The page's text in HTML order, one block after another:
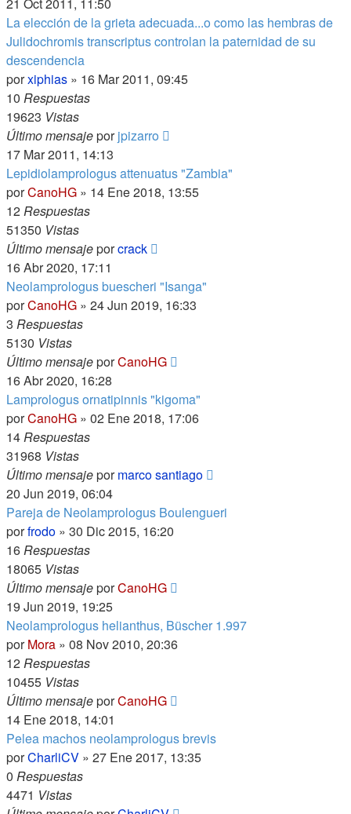
La elección de la grieta adecuada...o como las hembras de
Julidochromis transcriptus controlan la paternidad de su
descendencia
porxiphias » 16 Mar 2011, 09:45
10 Respuestas
19623 Vistas
Último mensajeporjpizarro
17 Mar 2011, 14:13
Lepidiolamprologus attenuatus "Zambia"
porCanoHG » 14 Ene 2018, 13:55
12Respuestas
51350 Vistas
Último mensajeporcrack
16 Abr 2020, 17:11
Neolamprologus buescheri "Isanga"
porCanoHG » 24 Jun 2019, 16:33
3 Respuestas
5130 Vistas
Último mensajeporCanoHG
16 Abr 2020, 16:28
Lamprologus ornatipinnis "kigoma"
porCanoHG » 02 Ene 2018, 17:06
14Respuestas
31968 Vistas
Último mensajepormarco santiago
20 Jun 2019, 06:04
Pareja de Neolamprologus Boulengueri
porfrodo » 30 Dic 2015, 16:20
16Respuestas
18065 Vistas
Último mensajeporCanoHG
19 Jun 2019, 19:25
Neolamprologus helianthus, Büscher 1.997
porMora » 08 Nov 2010, 20:36
12Respuestas
10455 Vistas
Último mensajeporCanoHG
14 Ene 2018, 14:01
Pelea machos neolamprologus brevis
porCharliCV » 27 Ene 2017, 13:35
0 Respuestas
4471 Vistas